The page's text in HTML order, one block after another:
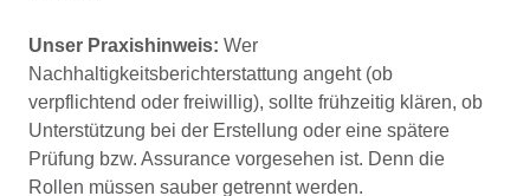
Unser Praxishinweis: Wer
Nachhaltigkeitsberichterstattung angeht (ob
verpflichtend oder freiwillig), sollte frühzeitig klären, ob
Unterstützung bei der Erstellung oder eine spätere
Prüfung bzw. Assurance vorgesehen ist. Denn die
Rollen müssen sauber getrennt werden.